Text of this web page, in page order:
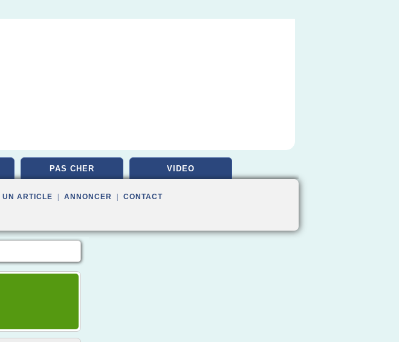
PAS CHER VIDEO
UN ARTICLE ANNONCER CONTACT